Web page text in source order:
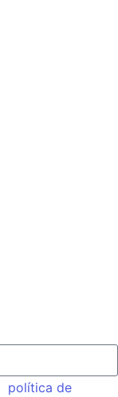
política de